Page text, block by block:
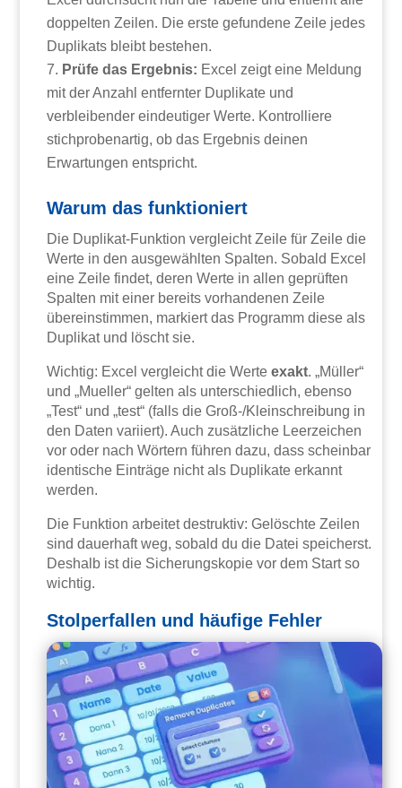
doppelten Zeilen. Die erste gefundene Zeile jedes
Duplikats bleibt bestehen.
Prüfe das Ergebnis: Excel zeigt eine Meldung
mit der Anzahl entfernter Duplikate und
verbleibender eindeutiger Werte. Kontrolliere
stichprobenartig, ob das Ergebnis deinen
Erwartungen entspricht.
Warum das funktioniert
Die Duplikat-Funktion vergleicht Zeile für Zeile die
Werte in den ausgewählten Spalten. Sobald Excel
eine Zeile findet, deren Werte in allen geprüften
Spalten mit einer bereits vorhandenen Zeile
übereinstimmen, markiert das Programm diese als
Duplikat und löscht sie.
Wichtig: Excel vergleicht die Werteexakt. „Müller“
und „Mueller“ gelten als unterschiedlich, ebenso
„Test“ und „test“ (falls die Groß-/Kleinschreibung in
den Daten variiert). Auch zusätzliche Leerzeichen
vor oder nach Wörtern führen dazu, dass scheinbar
identische Einträge nicht als Duplikate erkannt
werden.
Die Funktion arbeitet destruktiv: Gelöschte Zeilen
sind dauerhaft weg, sobald du die Datei speicherst.
Deshalb ist die Sicherungskopie vor dem Start so
wichtig.
Stolperfallen und häufige Fehler